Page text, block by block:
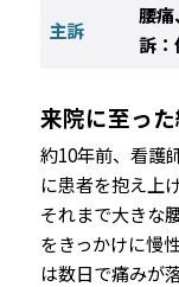
主訴
腰痛
訴：
来院に至っ
約10年前、看護
に患者を抱え上
それまで大きな
をきっかけに慢
は数日で痛みが